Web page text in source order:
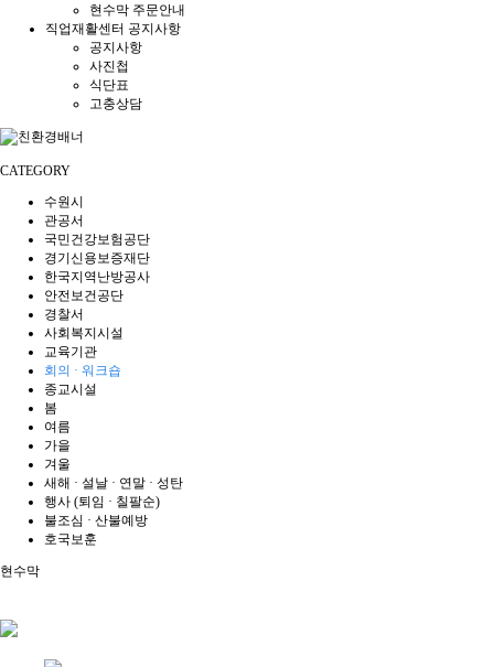
현수막 주문안내
직업재활센터 공지사항
공지사항
사진첩
식단표
고충상담
CATEGORY
수원시
관공서
국민건강보험공단
경기신용보증재단
한국지역난방공사
안전보건공단
경찰서
사회복지시설
교육기관
회의 · 워크숍
종교시설
봄
여름
가을
겨울
새해 · 설날 · 연말 · 성탄
행사 (퇴임 · 칠팔순)
불조심 · 산불예방
호국보훈
현수막